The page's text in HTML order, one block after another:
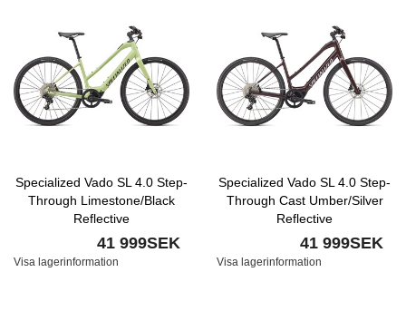
Specialized Vado SL 4.0 Step-
Through Limestone/Black
Reflective
41 999SEK
Visa lagerinformation
Specialized Vado SL 4.0 Step-
Through Cast Umber/Silver
Reflective
41 999SEK
Visa lagerinformation